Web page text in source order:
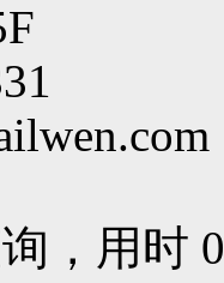
，用时